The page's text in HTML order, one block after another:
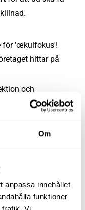
Om
anpassa innehållet
funktioner
för 'œkulfokus'!
hittar på
och
Vägen och
på vägen och